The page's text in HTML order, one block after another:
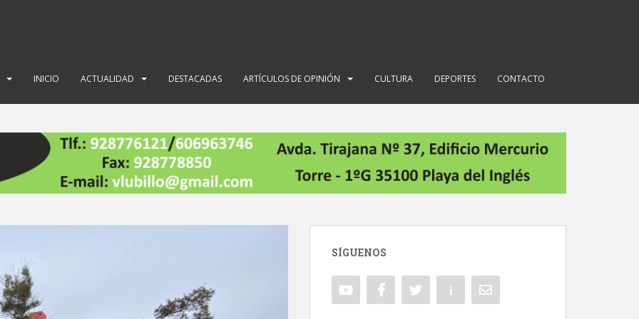
INICIO ACTUALIDAD DESTACADAS ARTÍCULOS DE OPINIÓN CULTURA DEPORTES CONTACTO
SÍGUENOS